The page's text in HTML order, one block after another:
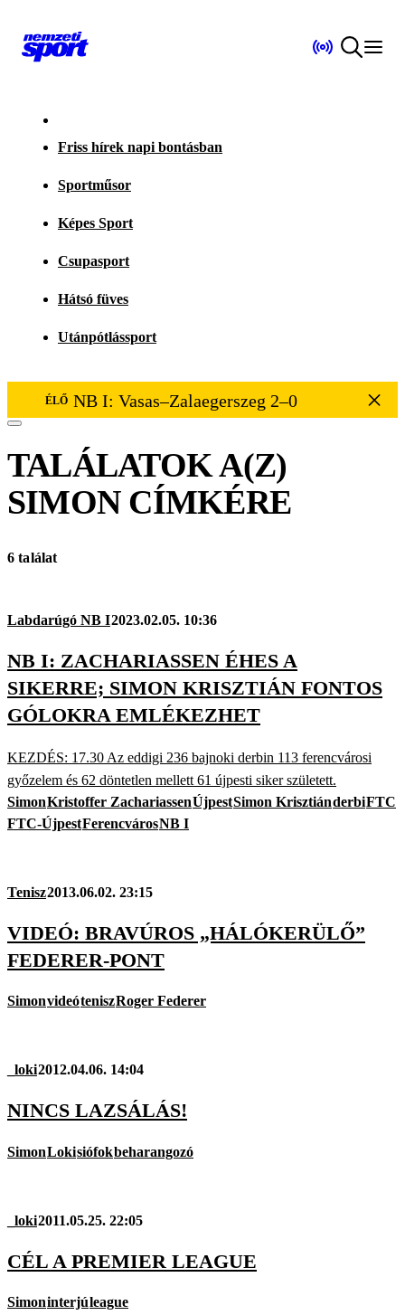
Friss hírek napi bontásban
Sportműsor
Képes Sport
Csupasport
Hátsó füves
Utánpótlássport
ÉLŐ NB I: Vasas–Zalaegerszeg 2–0
TALÁLATOK A(Z)
SIMONCÍMKÉRE
6 találat
Labdarúgó NB I2023.02.05. 10:36
NB I: ZACHARIASSEN ÉHES A
SIKERRE; SIMON KRISZTIÁN FONTOS
GÓLOKRA EMLÉKEZHET
KEZDÉS: 17.30 Az eddigi 236 bajnoki derbin 113 ferencvárosi
győzelem és 62 döntetlen mellett 61 újpesti siker született.
SimonKristoffer ZachariassenÚjpestSimon KrisztiánderbiFTC
FTC-ÚjpestFerencvárosNB I
Tenisz2013.06.02. 23:15
VIDEÓ: BRAVÚROS „HÁLÓKERÜLŐ”
FEDERER-PONT
SimonvideóteniszRoger Federer
_loki2012.04.06. 14:04
NINCS LAZSÁLÁS!
SimonLokisiófokbeharangozó
_loki2011.05.25. 22:05
CÉL A PREMIER LEAGUE
Simoninterjúleague